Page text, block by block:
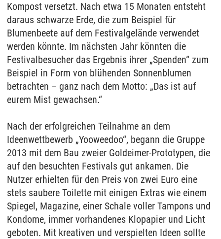
Kompost versetzt. Nach etwa 15 Monaten entsteht
daraus schwarze Erde, die zum Beispiel für
Blumenbeete auf dem Festivalgelände verwendet
werden könnte. Im nächsten Jahr könnten die
Festivalbesucher das Ergebnis ihrer „Spenden“ zum
Beispiel in Form von blühenden Sonnenblumen
betrachten – ganz nach dem Motto: „Das ist auf
eurem Mist gewachsen.“
Nach der erfolgreichen Teilnahme an dem
Ideenwettbewerb „Yooweedoo“, begann die Gruppe
2013 mit dem Bau zweier Goldeimer-Prototypen, die
auf den besuchten Festivals gut ankamen. Die
Nutzer erhielten für den Preis von zwei Euro eine
stets saubere Toilette mit einigen Extras wie einem
Spiegel, Magazine, einer Schale voller Tampons und
Kondome, immer vorhandenes Klopapier und Licht
geboten. Mit kreativen und verspielten Ideen sollte